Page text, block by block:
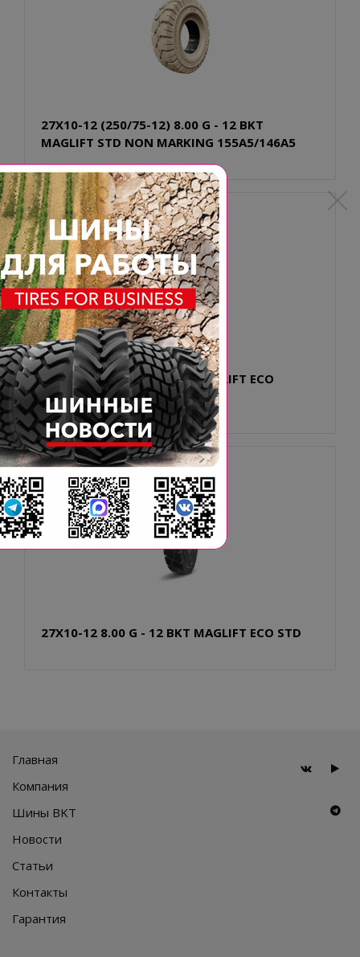
27X10-12 (250/75-12) 8.00 G - 12 BKT
MAGLIFT STD NON MARKING 155A5/146A5
27X10-12 8.00 G - 12 BKT MAGLIFT ECO
EASYFIT
27X10-12 8.00 G - 12 BKT MAGLIFT ECO STD
Главная
Компания
Шины BKT
Новости
Статьи
Контакты
Гарантия